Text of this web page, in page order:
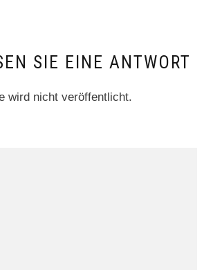
SIE EINE ANTWORT
wird nicht veröffentlicht.